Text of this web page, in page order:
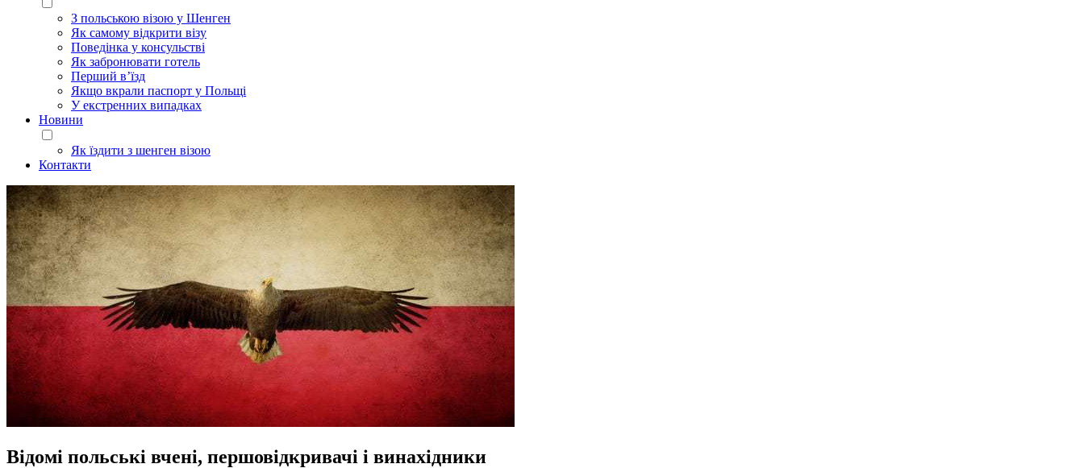
З польською візою у Шенген
Як самому відкрити візу
Поведінка у консульстві
Як забронювати готель
Перший в’їзд
Якщо вкрали паспорт у Польщі
У екстренних випадках
Новини
Як їздити з шенген візою
Контакти
Відомі польські вчені, першовідкривачі і винахідники